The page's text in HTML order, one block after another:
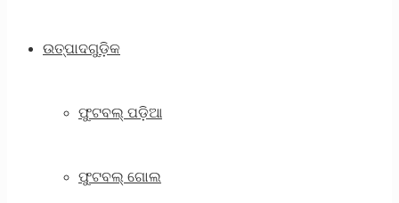
ଉତ୍ପାଦଗୁଡ଼ିକ
ଫୁଟବଲ୍ ପଡ଼ିଆ
ଫୁଟବଲ୍ ଗୋଲ